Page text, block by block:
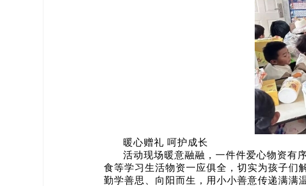
暖心赠礼 呵护成长
活动现场暖意融融，一件件爱心物资有
食等学习生活物资一应俱全，切实为孩子们
勤学善思、向阳而生，用小小善意传递满满